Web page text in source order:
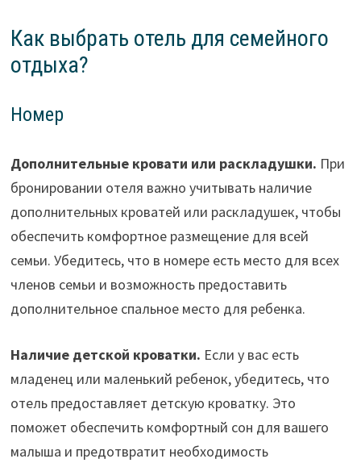
Как выбрать отель для семейного
отдыха?
Номер
Дополнительные кровати или раскладушки. При
бронировании отеля важно учитывать наличие
дополнительных кроватей или раскладушек, чтобы
обеспечить комфортное размещение для всей
семьи. Убедитесь, что в номере есть место для всех
членов семьи и возможность предоставить
дополнительное спальное место для ребенка.
Наличие детской кроватки. Если у вас есть
младенец или маленький ребенок, убедитесь, что
отель предоставляет детскую кроватку. Это
поможет обеспечить комфортный сон для вашего
малыша и предотвратит необходимость